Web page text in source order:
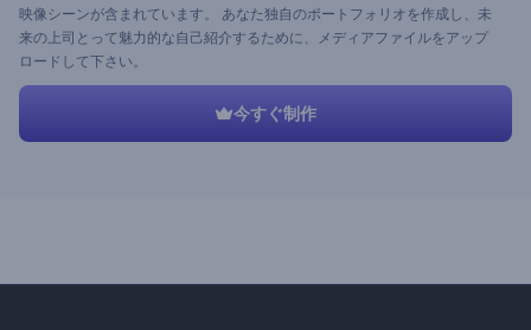
映像シーンが含まれています。 あなた独自のポートフォリオを作成し、未
来の上司とって魅力的な自己紹介するために、メディアファイルをアップ
ロードして下さい。
今すぐ制作